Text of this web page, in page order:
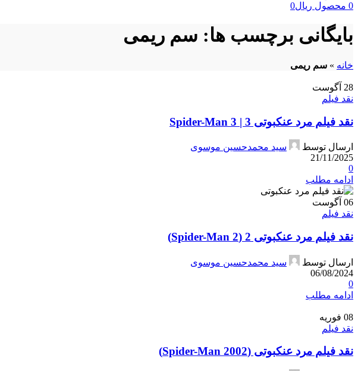
0 محصول ریال0
بایگانی برچسب ها: سم ریمی
خانه » سم ریمی
28 آگوست
نقد فیلم
نقد فیلم مرد عنکبوتی 3 | Spider-Man 3
ارسال توسط
سید محمدحسین موسوی
21/11/2025
0
ادامه مطلب
06 آگوست
نقد فیلم
نقد فیلم مرد عنکبوتی 2 (Spider-Man 2)
ارسال توسط
سید محمدحسین موسوی
06/08/2024
0
ادامه مطلب
08 فوریه
نقد فیلم
نقد فیلم مرد عنکبوتی (Spider-Man 2002)